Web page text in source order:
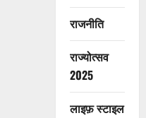
राजनीति
राज्योत्सव
2025
लाइफ़ स्टाइल